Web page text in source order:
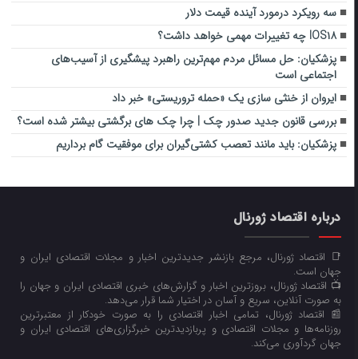
سه رویکرد درمورد آینده قیمت دلار
IOS۱۸ چه تغییرات مهمی خواهد داشت؟
پزشکیان: حل مسائل مردم مهم‌ترین راهبرد پیشگیری از آسیب‌های
اجتماعی است
ایروان از خنثی سازی یک «حمله تروریستی» خبر داد
بررسی قانون جدید صدور چک | چرا چک های برگشتی بیشتر شده است؟
پزشکیان: باید مانند تعصب کشتی‌گیران برای موفقیت گام برداریم
درباره اقتصاد ژورنال
📑 اقتصاد ژورنال، مرجع بازنشر جدیدترین اخبار و مجلات اقتصادی ایران و
جهان است.
📺 اقتصاد ژورنال، بروزترین اخبار و گزارش‌های خبری اقتصادی ایران و جهان را
به صورت آنلاین، سریع و آسان در اختیار شما قرار می‌‌دهد.
📰 اقتصاد ژورنال، تمامی اخبار اقتصادی را به صورت خودکار از معتبرترین
روزنامه‌ها و مجلات اقتصادی و پربازدیدترین خبرگزاری‌های اقتصادی ایران و
جهان گردآوری می‌کند.